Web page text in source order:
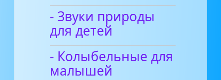
- Звуки природы
для детей
- Колыбельные для
малышей